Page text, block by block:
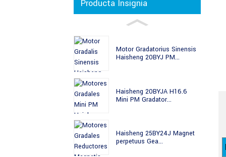
Producta Insignia
Motor Gradatorius Sinensis
Haisheng 20BYJ PM...
Haisheng 20BYJA H16.6
Mini PM Gradator...
Haisheng 25BY24J Magnet
perpetuus Gea...